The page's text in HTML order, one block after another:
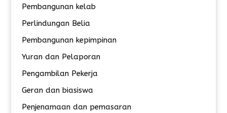
Pembangunan kelab
Perlindungan Belia
Pembangunan kepimpinan
Yuran dan Pelaporan
Pengambilan Pekerja
Geran dan biasiswa
Penjenamaan dan pemasaran